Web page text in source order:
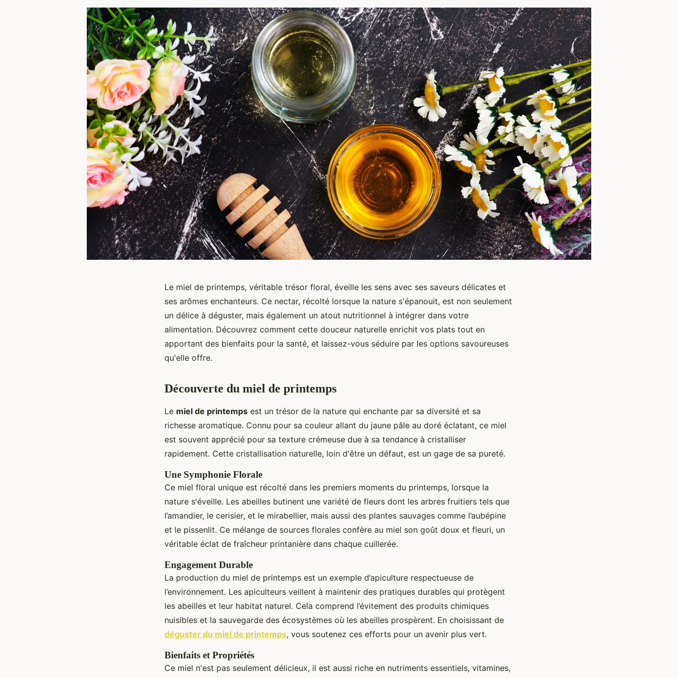
Le miel de printemps, véritable trésor floral, éveille les sens avec ses saveurs délicates et
ses arômes enchanteurs. Ce nectar, récolté lorsque la nature s'épanouit, est non seulement
un délice à déguster, mais également un atout nutritionnel à intégrer dans votre
alimentation. Découvrez comment cette douceur naturelle enrichit vos plats tout en
apportant des bienfaits pour la santé, et laissez-vous séduire par les options savoureuses
qu'elle offre.
Découverte du miel de printemps
Le miel de printemps est un trésor de la nature qui enchante par sa diversité et sa
richesse aromatique. Connu pour sa couleur allant du jaune pâle au doré éclatant, ce miel
est souvent apprécié pour sa texture crémeuse due à sa tendance à cristalliser
rapidement. Cette cristallisation naturelle, loin d'être un défaut, est un gage de sa pureté.
Une Symphonie Florale
Ce miel floral unique est récolté dans les premiers moments du printemps, lorsque la
nature s'éveille. Les abeilles butinent une variété de fleurs dont les arbres fruitiers tels que
l’amandier, le cerisier, et le mirabellier, mais aussi des plantes sauvages comme l’aubépine
et le pissenlit. Ce mélange de sources florales confère au miel son goût doux et fleuri, un
véritable éclat de fraîcheur printanière dans chaque cuillerée.
Engagement Durable
La production du miel de printemps est un exemple d’apiculture respectueuse de
l’environnement. Les apiculteurs veillent à maintenir des pratiques durables qui protègent
les abeilles et leur habitat naturel. Cela comprend l’évitement des produits chimiques
nuisibles et la sauvegarde des écosystèmes où les abeilles prospèrent. En choisissant de
déguster du miel de printemps, vous soutenez ces efforts pour un avenir plus vert.
Bienfaits et Propriétés
Ce miel n'est pas seulement délicieux, il est aussi riche en nutriments essentiels, vitamines,